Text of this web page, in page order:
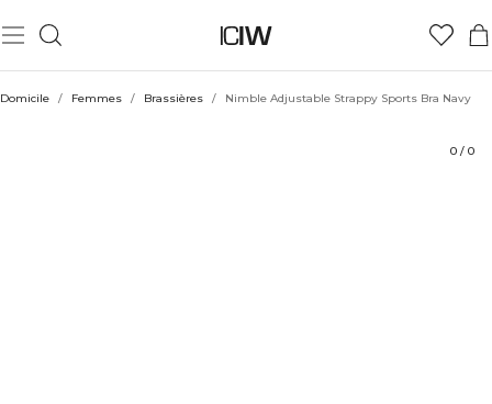
Domicile / Femmes / Brassières / Nimble Adjustable Strappy Sports Bra Navy
0 / 0